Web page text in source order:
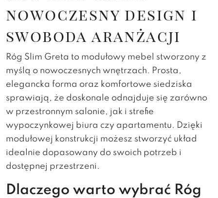
nowoczesny design i
swoboda aranżacji
Róg Slim Greta to modułowy mebel stworzony z
myślą o nowoczesnych wnętrzach. Prosta,
elegancka forma oraz komfortowe siedziska
sprawiają, że doskonale odnajduje się zarówno
w przestronnym salonie, jak i strefie
wypoczynkowej biura czy apartamentu. Dzięki
modułowej konstrukcji możesz stworzyć układ
idealnie dopasowany do swoich potrzeb i
dostępnej przestrzeni.
Dlaczego warto wybrać Róg